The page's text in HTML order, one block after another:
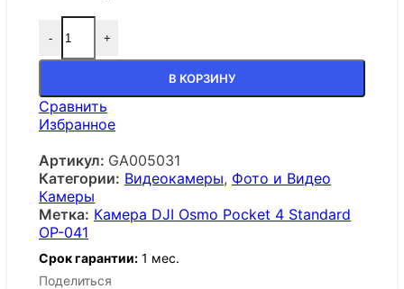
- +
В КОРЗИНУ
Сравнить
Избранное
Артикул: GA005031
Категории: Видеокамеры, Фото и Видео
Камеры
Метка: Камера DJI Osmo Pocket 4 Standard
OP-041
Срок гарантии: 1 мес.
Поделиться